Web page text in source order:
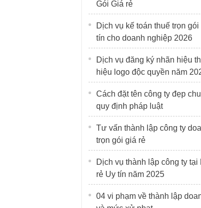
Gói Giá rẻ
Dịch vụ kế toán thuế trọn
tín cho doanh nghiệp 2026
Dịch vụ đăng ký nhãn hiệu
hiệu logo độc quyền năm
Cách đặt tên công ty đẹp
quy định pháp luật
Tư vấn thành lập công ty
trọn gói giá rẻ
Dịch vụ thành lập công ty tại
rẻ Uy tín năm 2025
04 vi phạm về thành lập